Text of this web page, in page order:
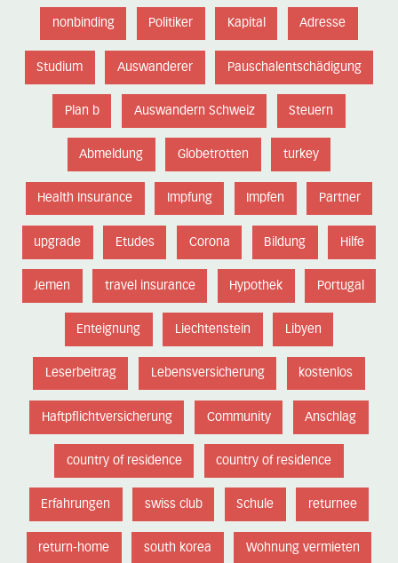
nonbinding Politiker Kapital Adresse
Studium Auswanderer Pauschalentschädigung
Plan b Auswandern Schweiz Steuern
Abmeldung Globetrotten turkey
Health Insurance Impfung Impfen Partner
upgrade Etudes Corona Bildung Hilfe
Jemen travel insurance Hypothek Portugal
Enteignung Liechtenstein Libyen
Leserbeitrag Lebensversicherung kostenlos
Haftpflichtversicherung Community Anschlag
country of residence country of residence
Erfahrungen swiss club Schule returnee
return-home south korea Wohnung vermieten